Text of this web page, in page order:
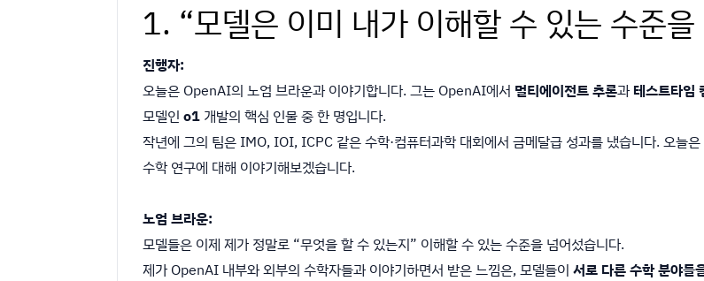
1. “모델은 이미 내가 이해할 수 있는 수준을
진행자:
오늘은 OpenAI의 노엄 브라운과 이야기합니다. 그는 OpenAI에서 멀티에이전트 추론과 테스트타임
모델인 o1 개발의 핵심 인물 중 한 명입니다.
작년에 그의 팀은 IMO, IOI, ICPC 같은 수학·컴퓨터과학 대회에서 금메달급 성과를 냈습니다. 오늘
수학 연구에 대해 이야기해보겠습니다.
노엄 브라운:
모델들은 이제 제가 정말로 “무엇을 할 수 있는지” 이해할 수 있는 수준을 넘어섰습니다.
제가 OpenAI 내부와 외부의 수학자들과 이야기하면서 받은 느낌은, 모델들이 서로 다른 수학 분야들